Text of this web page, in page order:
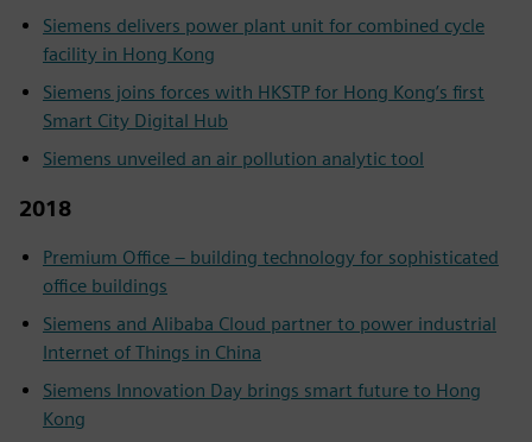
Siemens delivers power plant unit for combined cycle
facility in Hong Kong
Siemens joins forces with HKSTP for Hong Kong’s first
Smart City Digital Hub
Siemens unveiled an air pollution analytic tool
2018
Premium Office – building technology for sophisticated
office buildings
Siemens and Alibaba Cloud partner to power industrial
Internet of Things in China
Siemens Innovation Day brings smart future to Hong
Kong